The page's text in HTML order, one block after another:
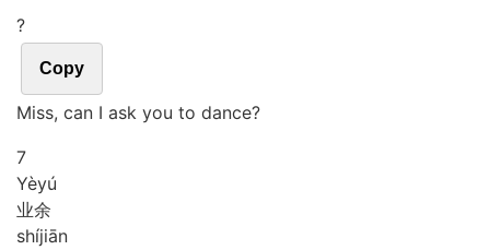
?
Copy
Miss, can I ask you to dance?
7
Yèyú
业余
shíjiān